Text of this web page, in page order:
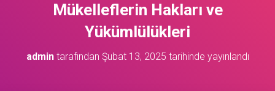
Mükelleflerin Hakları ve
Yükümlülükleri
admintarafından Şubat 13, 2025 tarihinde yayınlandı